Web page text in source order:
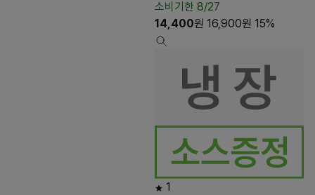
소비기한 8/27
14,400원 16,900원 15%
1